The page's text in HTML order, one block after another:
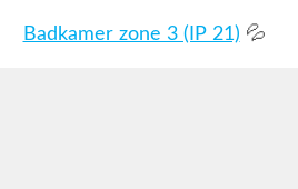
Badkamer zone 3 (IP 21) 💦